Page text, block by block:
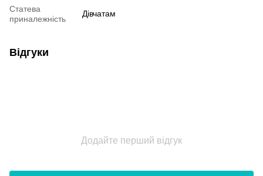
Статева
приналежність
Дівчатам
Відгуки
Додайте перший відгук